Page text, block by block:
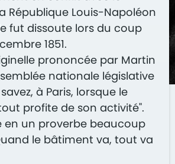
République Louis-Napoléon
fut dissoute lors du coup
1851.
prononcée par Martin
nationale législative
à Paris, lorsque le
profite de son activité".
en un proverbe beaucoup
le bâtiment va, tout va